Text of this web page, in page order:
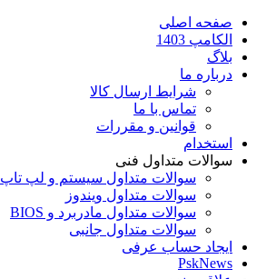
صفحه اصلی
الکامپ 1403
بلاگ
درباره ما
شرایط ارسال کالا
تماس با ما
قوانین و مقررات
استخدام
سوالات متداول فنی
سوالات متداول سیستم و لپ تاپ
سوالات متداول ویندوز
سوالات متداول مادربرد و BIOS
سوالات متداول جانبی
ایجاد حساب عرفی
PskNews